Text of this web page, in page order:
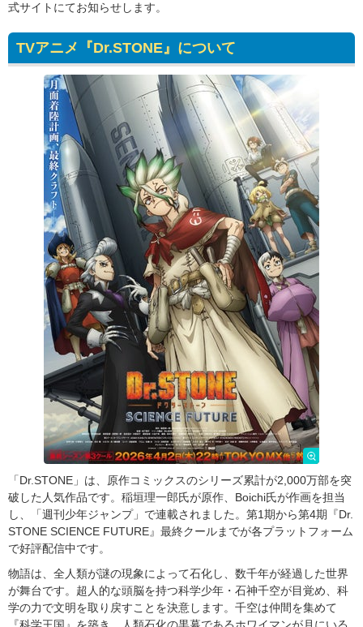
式サイトにてお知らせします。
TVアニメ『Dr.STONE』について
「Dr.STONE」は、原作コミックスのシリーズ累計が2,000万部を突
破した人気作品です。稲垣理一郎氏が原作、Boichi氏が作画を担当
し、「週刊少年ジャンプ」で連載されました。第1期から第4期『Dr.
STONE SCIENCE FUTURE』最終クールまでが各プラットフォーム
で好評配信中です。
物語は、全人類が謎の現象によって石化し、数千年が経過した世界
が舞台です。超人的な頭脳を持つ科学少年・石神千空が目覚め、科
学の力で文明を取り戻すことを決意します。千空は仲間を集めて